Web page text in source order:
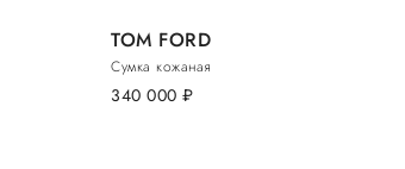
TOM FORD
Сумка кожаная
340 000 руб.